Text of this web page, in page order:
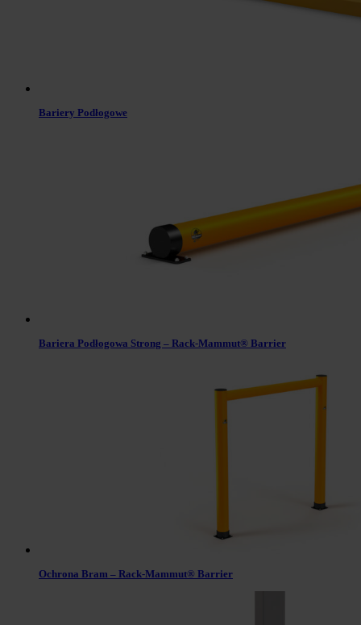
Bariery Podłogowe
Bariera Podłogowa Strong – Rack-Mammut® Barrier
Ochrona Bram – Rack-Mammut® Barrier